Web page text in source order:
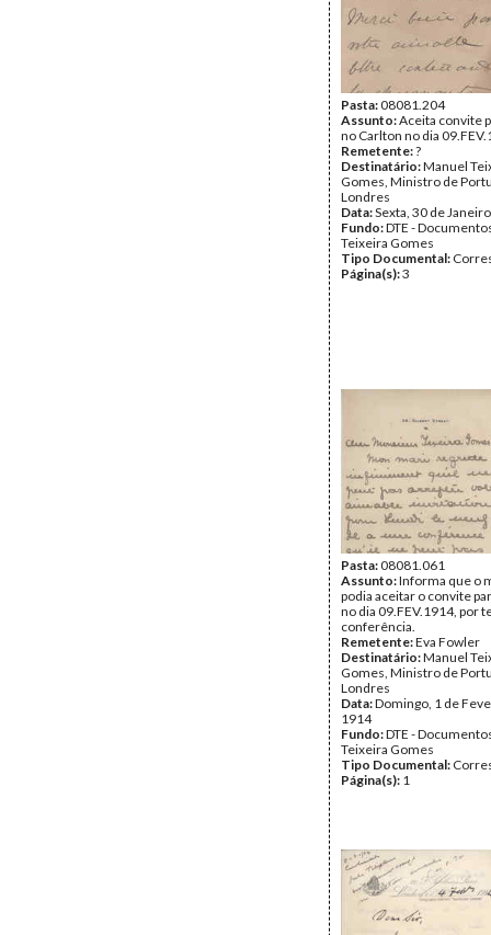
Pasta:08081.204
Assunto:Aceita convite
no Carlton no dia
Remetente:?
Destinatário:Manuel
Gomes, Ministro de
Londres
Data:Sexta, 30 de
Fundo:DTE -
Teixeira Gomes
Tipo Documental:
Página(s):3
Pasta:08081.061
Assunto:Informa que o
podia aceitar o convite
no dia 09.FEV.1914, por
conferência.
Remetente:Eva Fowler
Destinatário:Manuel
Gomes, Ministro de
Londres
Data:Domingo, 1 de
1914
Fundo:DTE -
Teixeira Gomes
Tipo Documental:
Página(s): 1